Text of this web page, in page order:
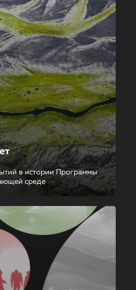
в истории Программы
среде